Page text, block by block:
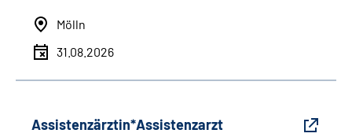
Mölln
31.08.2026
Assistenzärztin*Assistenzarzt